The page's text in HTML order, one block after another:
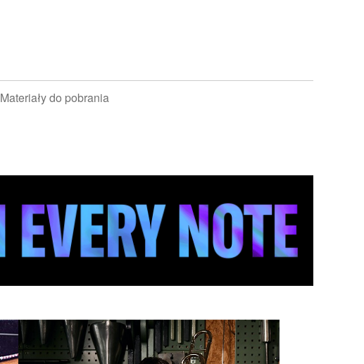
Materiały do pobrania